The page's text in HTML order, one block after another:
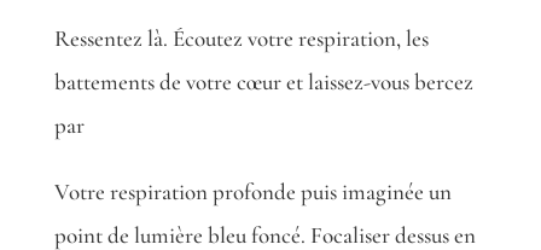
Ressentez là. Écoutez votre respiration, les
battements de votre cœur et laissez-vous bercez
par
Votre respiration profonde puis imaginée un
point de lumière bleu foncé. Focaliser dessus en